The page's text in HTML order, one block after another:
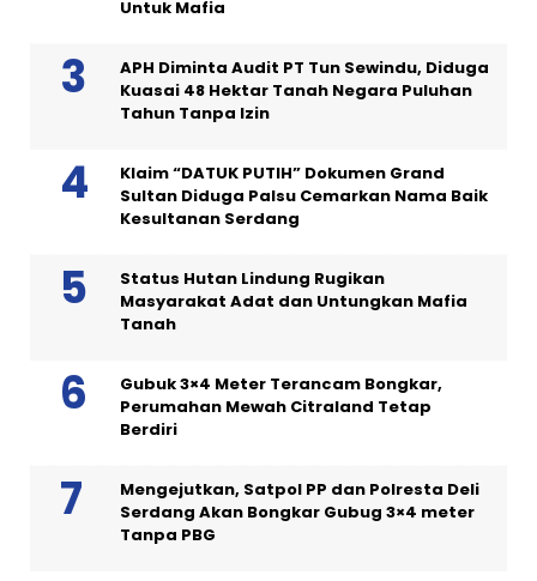
Untuk Mafia
APH Diminta Audit PT Tun Sewindu, Diduga
Kuasai 48 Hektar Tanah Negara Puluhan
Tahun Tanpa Izin
Klaim “DATUK PUTIH” Dokumen Grand
Sultan Diduga Palsu Cemarkan Nama Baik
Kesultanan Serdang
Status Hutan Lindung Rugikan
Masyarakat Adat dan Untungkan Mafia
Tanah
Gubuk 3×4 Meter Terancam Bongkar,
Perumahan Mewah Citraland Tetap
Berdiri
Mengejutkan, Satpol PP dan Polresta Deli
Serdang Akan Bongkar Gubug 3×4 meter
Tanpa PBG